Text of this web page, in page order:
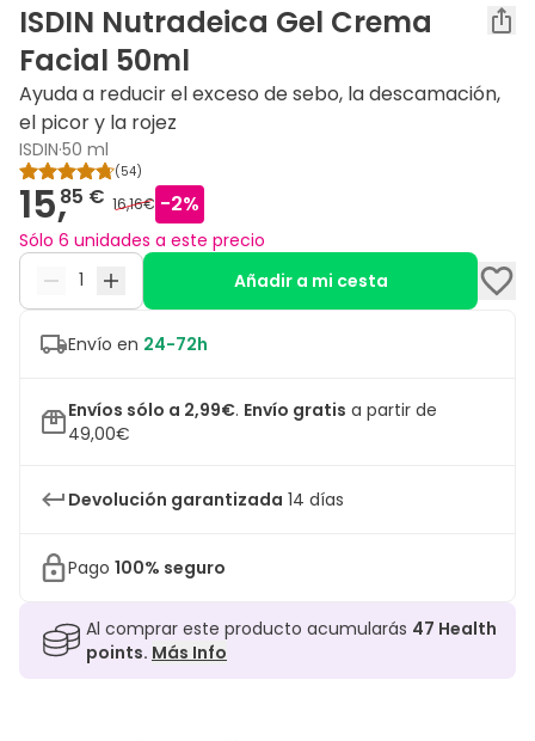
ISDIN Nutradeica Gel Crema
Facial 50ml
Ayuda a reducir el exceso de sebo, la descamación,
el picor y la rojez
ISDIN·50 ml
(54)
15,85 € 16,16€ -2%
Sólo 6 unidades a este precio
Añadir a mi cesta
Envío en 24-72h
Envíos sólo a 2,99€. Envío gratis a partir de
49,00€
Devolución garantizada 14 días
Pago 100% seguro
Al comprar este producto acumularás 47 Health
points. Más Info